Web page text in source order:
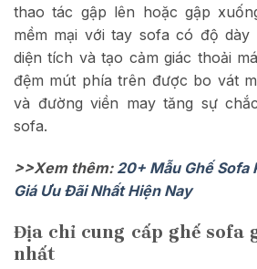
thao tác gập lên hoặc gập
mềm mại với tay sofa có độ dày
diện tích và tạo cảm giác thoải
đệm mút phía trên được bo vát
và đường viền may tăng sự
sofa.
>>Xem thêm: 20+ Mẫu Ghế Sofa
Giá Ưu Đãi Nhất Hiện Nay
Địa chỉ cung cấp ghế sofa
nhất